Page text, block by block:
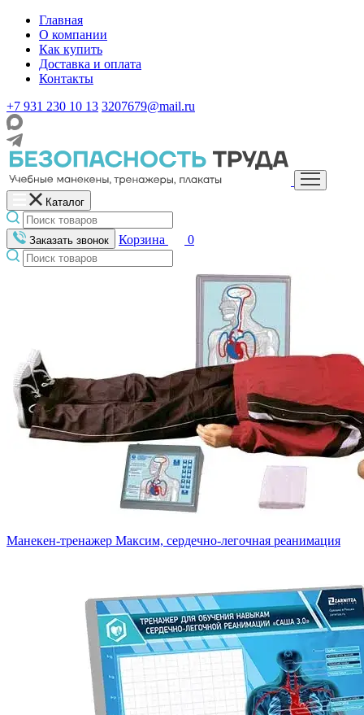
Главная
О компании
Как купить
Доставка и оплата
Контакты
+7 931 230 10 13 3207679@mail.ru
Каталог
Заказать звонок Корзина 0
Манекен-тренажер Максим, сердечно-легочная реанимация